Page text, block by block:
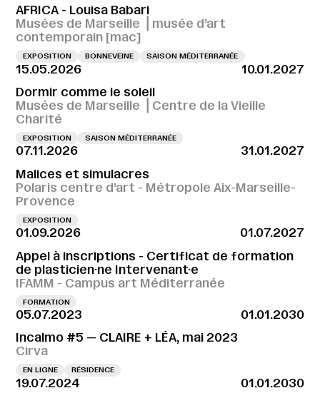
AFRICA - Louisa Babari
Musées de Marseille ⎪musée d’art
contemporain [mac]
EXPOSITION BONNEVEINE SAISON MÉDITERRANÉE
15.05.2026
10.01.2027
Dormir comme le soleil
Musées de Marseille ⎪Centre de la Vieille
Charité
EXPOSITION SAISON MÉDITERRANÉE
07.11.2026
31.01.2027
Malices et simulacres
Polaris centre d’art - Métropole Aix-Marseille-
Provence
EXPOSITION
01.09.2026
01.07.2027
Appel à inscriptions - Certificat de formation
de plasticien·ne Intervenant·e
IFAMM - Campus art Méditerranée
FORMATION
05.07.2023
01.01.2030
Incalmo #5 — CLAIRE + LÉA, mai 2023
Cirva
EN LIGNE RÉSIDENCE
19.07.2024
01.01.2030